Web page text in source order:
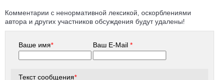
Комментарии с ненормативной лексикой, оскорблениями
автора и других участников обсуждения будут удалены!
Ваше имя* Ваш E-Mail*
Текст сообщения*